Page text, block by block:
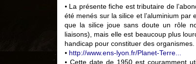
⦁ La présente fiche est tributaire de
été menés sur la silice et l’aluminium
que la silice joue sans doute un rôle
liaisons), mais elle est beaucoup plus
handicap pour constituer des organismes.
⦁ http://www.ens-lyon.fr/Planet-Terre...
⦁ Cette date de 1950 est couramment